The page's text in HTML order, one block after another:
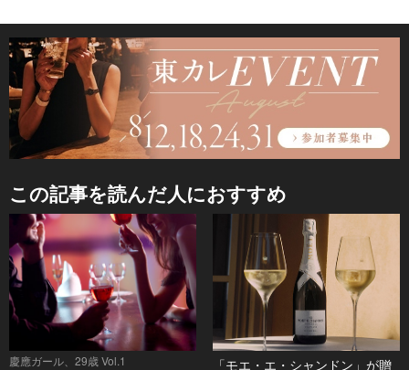
この記事を読んだ人におすすめ
慶應ガール、29歳 Vol.1 「モエ・エ・シャンドン」が贈